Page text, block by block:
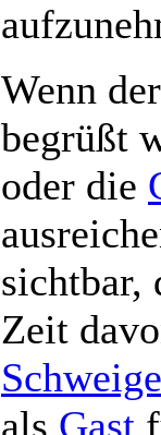
Wenn der
begrüßt
oder die
sichtbar,
Zeit
als Gast